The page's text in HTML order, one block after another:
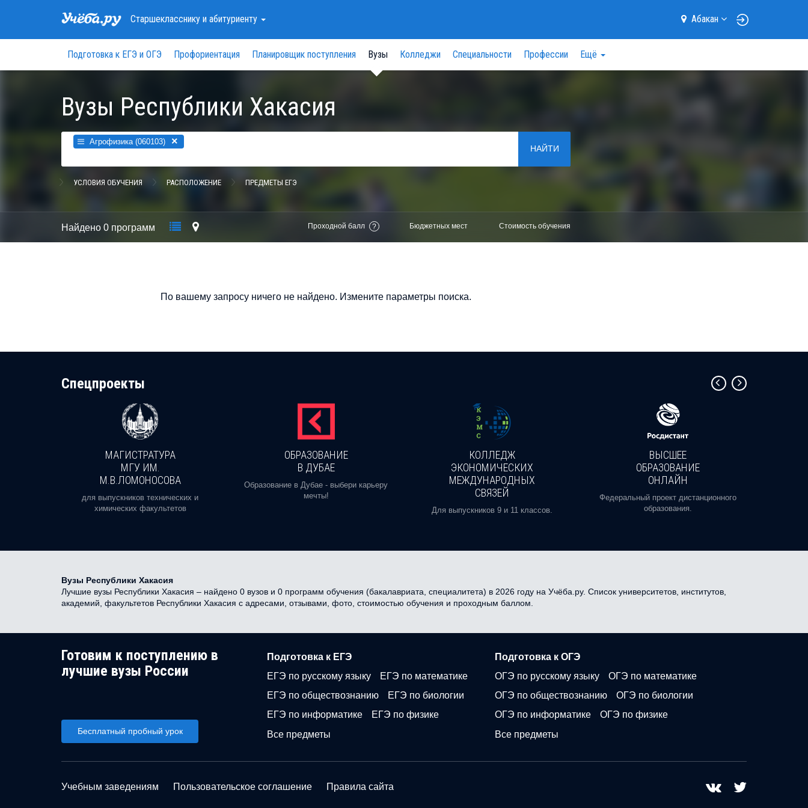
Старшеклассникуи абитуриенту Абакан
Подготовка к ЕГЭ и ОГЭ Профориентация Планировщик поступления Вузы Колледжи Специальности Профессии Ещё
Вузы Республики Хакасия
Агрофизика (060103) ×
НАЙТИ
УСЛОВИЯ ОБУЧЕНИЯ РАСПОЛОЖЕНИЕ ПРЕДМЕТЫ ЕГЭ
Найдено 0 программ Проходной балл ? Бюджетных мест Стоимость обучения
По вашему запросу ничего не найдено. Измените параметры поиска.
Cпецпроекты
МАГИСТРАТУРА
МГУ ИМ.
М.В.ЛОМОНОСОВА
для выпускников технических и
химических факультетов
ОБРАЗОВАНИЕ
В ДУБАЕ
Образование в Дубае - выбери карьеру
мечты!
КОЛЛЕДЖ
ЭКОНОМИЧЕСКИХ
МЕЖДУНАРОДНЫХ
СВЯЗЕЙ
Для выпускников 9 и 11 классов.
ВЫСШЕЕ
ОБРАЗОВАНИЕ
ОНЛАЙН
Федеральный проект дистанционного
образования.
Вузы Республики Хакасия
Лучшие вузы Республики Хакасия – найдено 0 вузов и 0 программ обучения (бакалавриата, специалитета) в 2026 году на Учёба.ру. Список университетов, институтов,
академий, факультетов Республики Хакасия с адресами, отзывами, фото, стоимостью обучения и проходным баллом.
Готовим к поступлению в
лучшие вузы России
Бесплатный пробный урок
Подготовка к ЕГЭ
ЕГЭ по русскому языку
ЕГЭ по математике
ЕГЭ по обществознанию
ЕГЭ по биологии
ЕГЭ по информатике
ЕГЭ по физике
Все предметы
Подготовка к ОГЭ
ОГЭ по русскому языку
ОГЭ по математике
ОГЭ по обществознанию
ОГЭ по биологии
ОГЭ по информатике
ОГЭ по физике
Все предметы
Учебным заведениям Пользовательское соглашение Правила сайта